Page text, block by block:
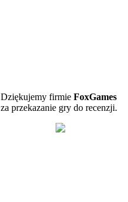
Dziękujemy firmie FoxGames
za przekazanie gry do recenzji.